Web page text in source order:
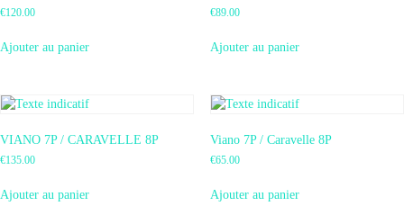
€120.00
Ajouter au panier
€89.00
Ajouter au panier
VIANO 7P / CARAVELLE 8P
€135.00
Ajouter au panier
Viano 7P / Caravelle 8P
€65.00
Ajouter au panier